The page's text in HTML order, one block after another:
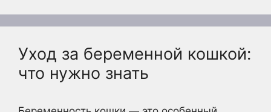
Уход за беременной кошкой:
что нужно знать